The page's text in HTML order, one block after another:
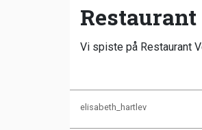
Vi spiste på Restaurant
elisabeth_hartlev